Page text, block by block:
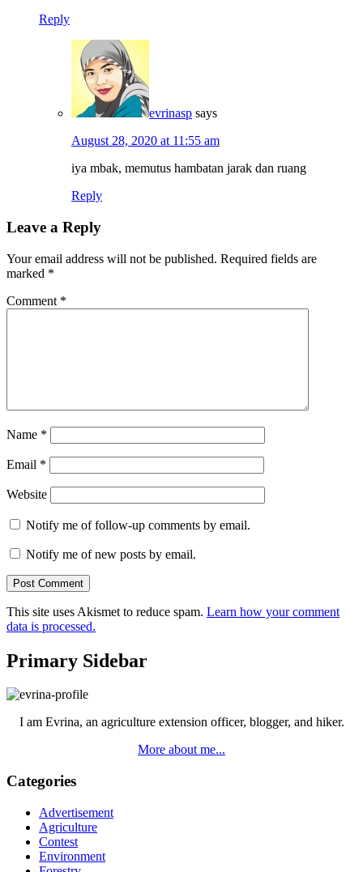
Reply
evrinasp says
August 28, 2020 at 11:55 am
iya mbak, memutus hambatan jarak dan ruang
Reply
Leave a Reply
Your email address will not be published. Required fields are
marked *
Comment *
Name *
Email *
Website
Notify me of follow-up comments by email.
Notify me of new posts by email.
This site uses Akismet to reduce spam. Learn how your comment
data is processed.
Primary Sidebar
I am Evrina, an agriculture extension officer, blogger, and hiker.
More about me...
Categories
Advertisement
Agriculture
Contest
Environment